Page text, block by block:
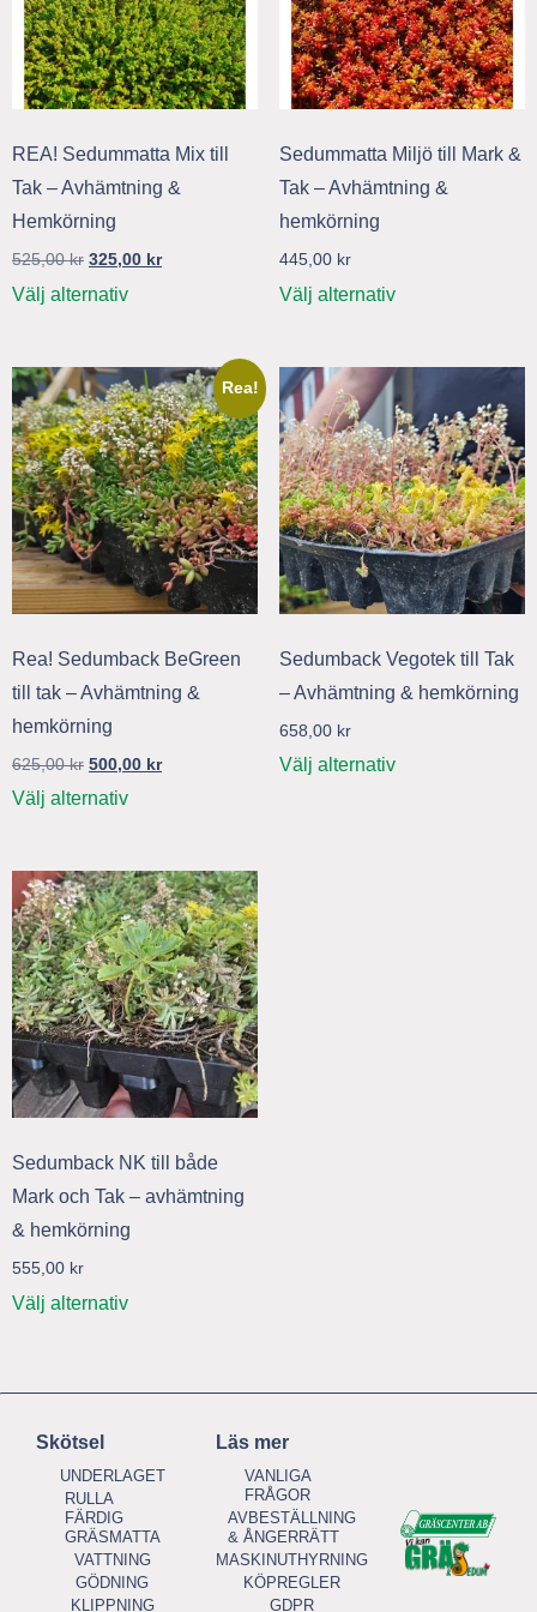
REA! Sedummatta Mix till
Tak – Avhämtning &
Hemkörning
525,00kr 325,00 kr
Välj alternativ
Sedummatta Miljö till Mark &
Tak – Avhämtning &
hemkörning
445,00 kr
Välj alternativ
Rea!
Rea! Sedumback BeGreen
till tak – Avhämtning &
hemkörning
625,00kr 500,00 kr
Välj alternativ
Sedumback Vegotek till Tak
– Avhämtning & hemkörning
658,00 kr
Välj alternativ
Sedumback NK till både
Mark och Tak – avhämtning
& hemkörning
555,00 kr
Välj alternativ
Skötsel
UNDERLAGET
RULLA
FÄRDIG
GRÄSMATTA
VATTNING
GÖDNING
KLIPPNING
Läs mer
VANLIGA
FRÅGOR
AVBESTÄLLNING
& ÅNGERRÄTT
MASKINUTHYRNING
KÖPREGLER
GDPR